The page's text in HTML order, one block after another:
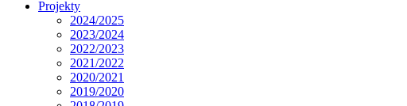
Projekty
2024/2025
2023/2024
2022/2023
2021/2022
2020/2021
2019/2020